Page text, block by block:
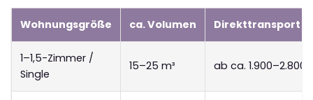
Wohnungsgröße ca. Volumen Direkttransport
1–1,5-Zimmer /
Single
15–25 m³ ab ca. 1.900–2.800